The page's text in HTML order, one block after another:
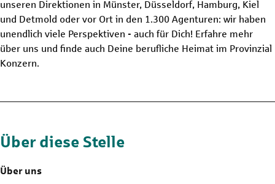
unseren Direktionen in Münster, Düsseldorf, Hamburg, Kiel
und Detmold oder vor Ort in den 1.300 Agenturen: wir haben
unendlich viele Perspektiven - auch für Dich! Erfahre mehr
über uns und finde auch Deine berufliche Heimat im Provinzial
Konzern.
Über diese Stelle
Über uns